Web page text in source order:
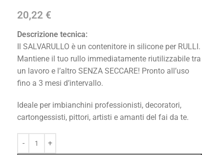
20,22 €
Descrizione tecnica:
Il SALVARULLO è un contenitore in silicone per RULLI.
Mantiene il tuo rullo immediatamente riutilizzabile tra
un lavoro e l’altro SENZA SECCARE! Pronto all’uso
fino a 3 mesi d’intervallo.
Ideale per imbianchini professionisti, decoratori,
cartongessisti, pittori, artisti e amanti del fai da te.